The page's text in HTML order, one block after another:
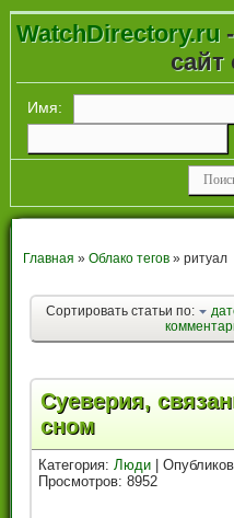
WatchDirectory.ru-
сайт
Имя:
Главная » Облако тегов» ритуал
Сортировать статьи по:
Суеверия,
сном
Категория:Люди |
Просмотров: 8952